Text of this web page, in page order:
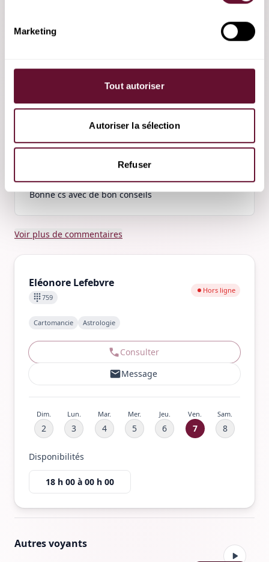
Marketing
Tout autoriser
Autoriser la sélection
Refuser
mais comme vous le dites si bien faut préparer la
rencontre d'octobre en france
Très gentille,  elle a bien répondu à ma question.
je recommande.  je pense la consulter de nouveau.
Bonne cs avec de bon conseils
Voir plus de commentaires
Eléonore Lefebvre
759
Hors ligne
Cartomancie Astrologie
Consulter
Message
Dim.
2
Lun.
3
Mar.
4
Mer.
5
Jeu.
6
Ven.
7
Sam.
8
Disponibilités
18 h 00 à 00 h 00
Autres voyants